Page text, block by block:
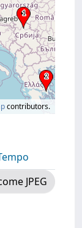
contributors.
JPEG